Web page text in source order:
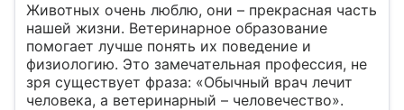
Животных очень люблю, они – прекрасная часть
нашей жизни. Ветеринарное образование
помогает лучше понять их поведение и
физиологию. Это замечательная профессия, не
зря существует фраза: «Обычный врач лечит
человека, а ветеринарный – человечество».